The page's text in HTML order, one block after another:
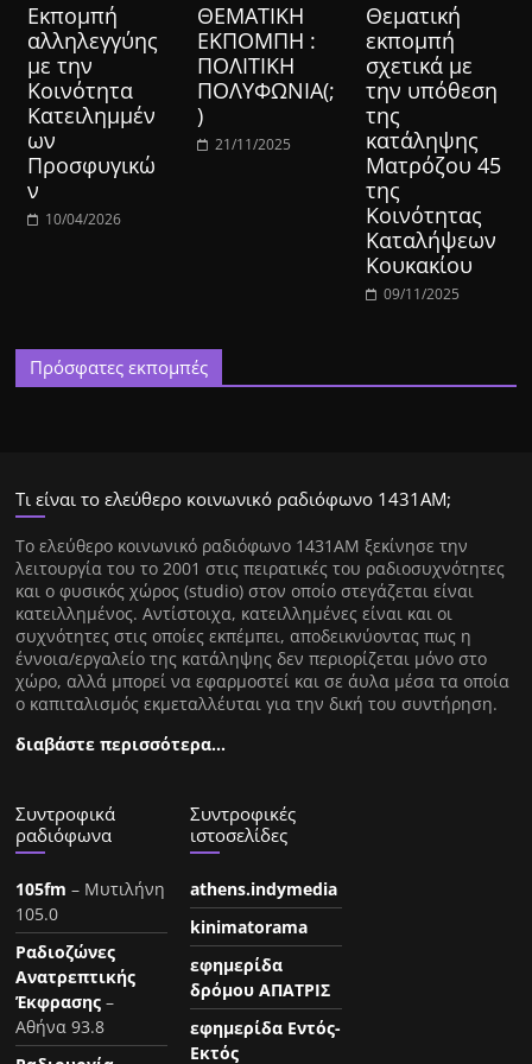
Eκπομπή
αλληλεγγύης
με την
Κοινότητα
Κατειλημμέν
ων
Προσφυγικώ
ν
10/04/2026
ΘΕΜΑΤΙΚΗ
ΕΚΠΟΜΠΗ :
ΠΟΛΙΤΙΚΗ
ΠΟΛΥΦΩΝΙΑ(;
)
21/11/2025
Θεματική
εκπομπή
σχετικά με
την υπόθεση
της
κατάληψης
Ματρόζου 45
της
Κοινότητας
Καταλήψεων
Κουκακίου
09/11/2025
Πρόσφατες εκπομπές
Τι είναι το ελεύθερο κοινωνικό ραδιόφωνο 1431ΑΜ;
Tο ελεύθερο κοινωνικό ραδιόφωνο 1431AM ξεκίνησε την
λειτουργία του το 2001 στις πειρατικές του ραδιοσυχνότητες
και ο φυσικός χώρος (studio) στον οποίο στεγάζεται είναι
κατειλλημένος. Αντίστοιχα, κατειλλημένες είναι και οι
συχνότητες στις οποίες εκπέμπει, αποδεικνύοντας πως η
έννοια/εργαλείο της κατάληψης δεν περιορίζεται μόνο στο
χώρο, αλλά μπορεί να εφαρμοστεί και σε άυλα μέσα τα οποία
ο καπιταλισμός εκμεταλλέυται για την δική του συντήρηση.
διαβάστε περισσότερα…
Συντροφικά
ραδιόφωνα
105fm – Μυτιλήνη
105.0
Ραδιοζώνες
Ανατρεπτικής
Έκφρασης –
Αθήνα 93.8
Συντροφικές
ιστοσελίδες
athens.indymedia
kinimatorama
εφημερίδα
δρόμου ΑΠΑΤΡΙΣ
εφημερίδα Εντός-
Εκτός